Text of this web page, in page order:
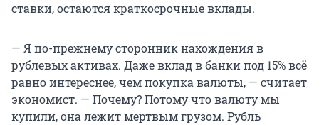
ставки, остаются краткосрочные вклады.
— Я по-прежнему сторонник нахождения в
рублевых активах. Даже вклад в банки под 15% всё
равно интереснее, чем покупка валюты, — считает
экономист. — Почему? Потому что валюту мы
купили, она лежит мертвым грузом. Рубль